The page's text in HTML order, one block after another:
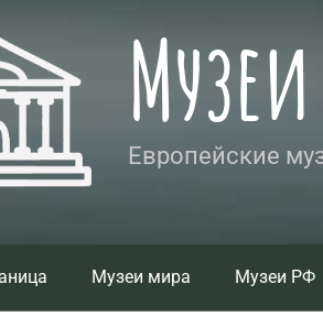
Европейские
Музеи мира Музеи РФ